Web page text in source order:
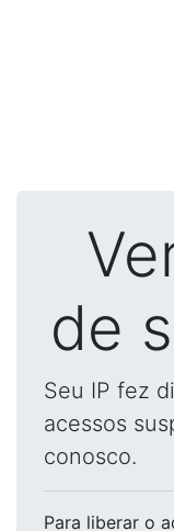
de
Seu IP fez
acessos
conosco.
Para liberar o